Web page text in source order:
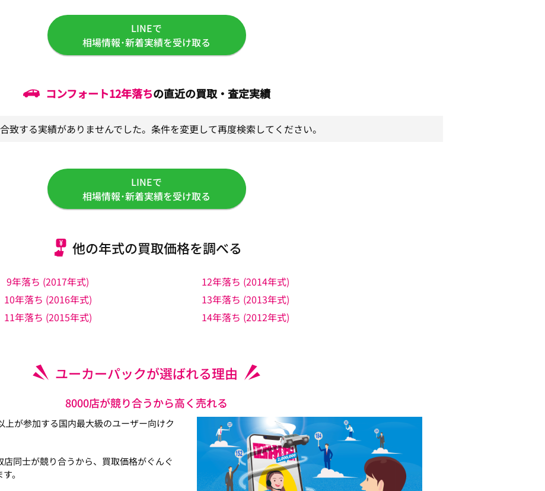
LINEで
相場情報･新着実績を受け取る
コンフォート12年落ちの直近の買取・査定実績
致する実績がありませんでした。条件を変更して再度検索してください。
LINEで
相場情報･新着実績を受け取る
他の年式の買取価格を調べる
9年落ち (2017年式)
10年落ち (2016年式)
11年落ち (2015年式)
12年落ち (2014年式)
13年落ち (2013年式)
14年落ち (2012年式)
ユーカーパックが選ばれる理由
8000店が競り合うから高く売れる
上が参加する国内最大級のユーザー向けク
同士が競り合うから、買取価格がぐんぐ
。